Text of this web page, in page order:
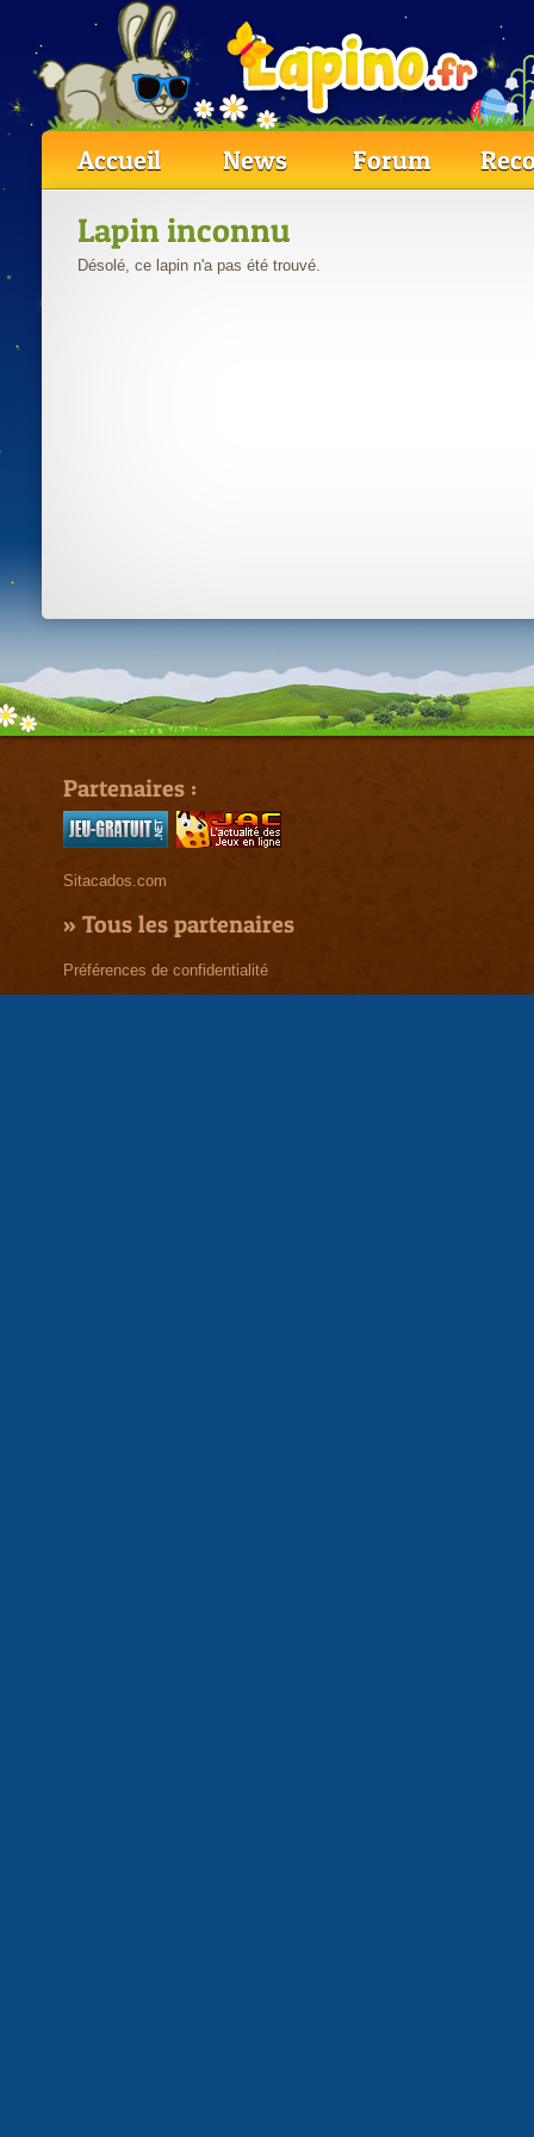
Accueil News Forum
Lapin inconnu
Désolé, ce lapin n'a pas été trouvé.
Partenaires :
Sitacados.com
» Tous les partenaires
Préférences de confidentialité